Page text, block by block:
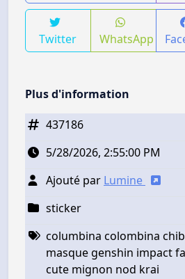
Twitter WhatsApp
Plus d'information
437186
5/28/2026, 2:55:00 PM
Ajouté par Lumine
sticker
columbina colombina
masque genshin impact
cute mignon nod krai